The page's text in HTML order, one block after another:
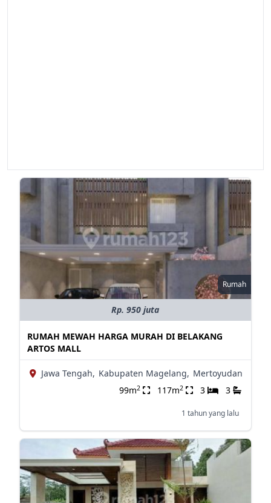
Rumah
Rp. 950 juta
RUMAH MEWAH HARGA MURAH DI BELAKANG
ARTOS MALL
Jawa Tengah, Kabupaten Magelang, Mertoyudan
99m2 117m2 3 3
1 tahun yang lalu